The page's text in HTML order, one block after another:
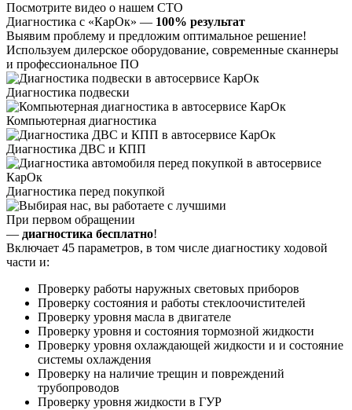
Посмотрите видео о нашем СТО
Диагностика с «КарОк» — 100% результат
Выявим проблему и предложим оптимальное решение!
Используем дилерское оборудование, современные сканнеры
и профессиональное ПО
Диагностика подвески
Компьютерная диагностика
Диагностика ДВС и КПП
Диагностика перед покупкой
При первом обращении
— диагностика бесплатно!
Включает 45 параметров, в том числе диагностику ходовой
части и:
Проверку работы наружных световых приборов
Проверку состояния и работы стеклоочистителей
Проверку уровня масла в двигателе
Проверку уровня и состояния тормозной жидкости
Проверку уровня охлаждающей жидкости и и состояние
системы охлаждения
Проверку на наличие трещин и повреждений
трубопроводов
Проверку уровня жидкости в ГУР